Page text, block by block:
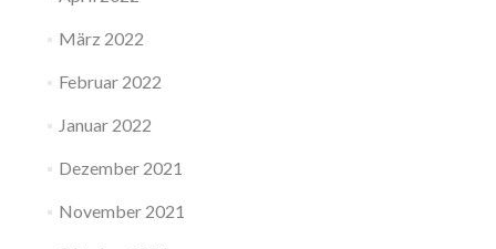
März 2022
Februar 2022
Januar 2022
Dezember 2021
November 2021